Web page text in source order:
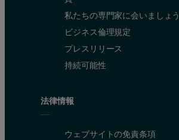
私たちの専門家に会いましょう
ビジネス倫理規定
プレスリリース
持続可能性
法律情報
ウェブサイトの免責条項